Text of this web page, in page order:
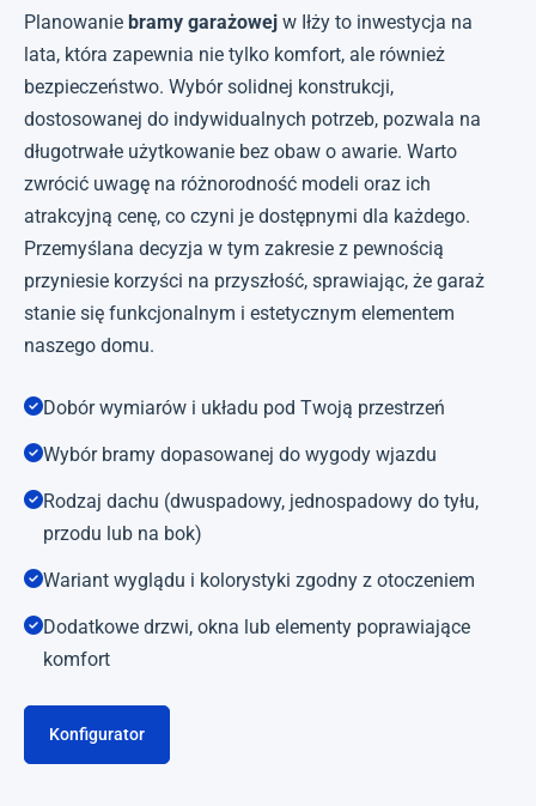
Planowanie bramy garażowej w Iłży to inwestycja na
lata, która zapewnia nie tylko komfort, ale również
bezpieczeństwo. Wybór solidnej konstrukcji,
dostosowanej do indywidualnych potrzeb, pozwala na
długotrwałe użytkowanie bez obaw o awarie. Warto
zwrócić uwagę na różnorodność modeli oraz ich
atrakcyjną cenę, co czyni je dostępnymi dla każdego.
Przemyślana decyzja w tym zakresie z pewnością
przyniesie korzyści na przyszłość, sprawiając, że garaż
stanie się funkcjonalnym i estetycznym elementem
naszego domu.
Dobór wymiarów i układu pod Twoją przestrzeń
Wybór bramy dopasowanej do wygody wjazdu
Rodzaj dachu (dwuspadowy, jednospadowy do tyłu,
przodu lub na bok)
Wariant wyglądu i kolorystyki zgodny z otoczeniem
Dodatkowe drzwi, okna lub elementy poprawiające
komfort
Konfigurator